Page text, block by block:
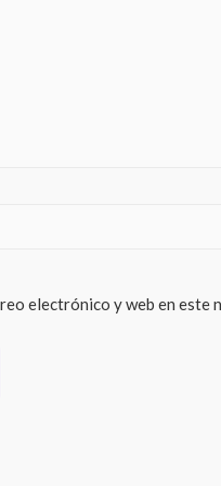
electrónico y web en este